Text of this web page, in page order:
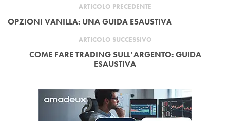
ARTICOLO PRECEDENTE
OPZIONI VANILLA: UNA GUIDA ESAUSTIVA
ARTICOLO SUCCESSIVO
COME FARE TRADING SULL’ARGENTO: GUIDA
ESAUSTIVA